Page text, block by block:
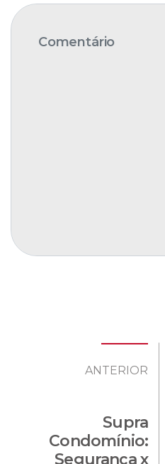
ANTERIOR
Supra
Condomínio:
Segurança x